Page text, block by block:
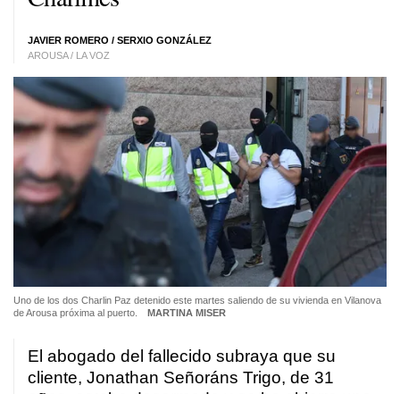
JAVIER ROMERO / SERXIO GONZÁLEZ
AROUSA / LA VOZ
Uno de los dos Charlin Paz detenido este martes saliendo de su vivienda en Vilanova
de Arousa próxima al puerto.
MARTINA MISER
El abogado del fallecido subraya que su
cliente, Jonathan Señoráns Trigo, de 31